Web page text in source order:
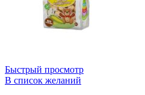
Быстрый просмотр
В список желаний